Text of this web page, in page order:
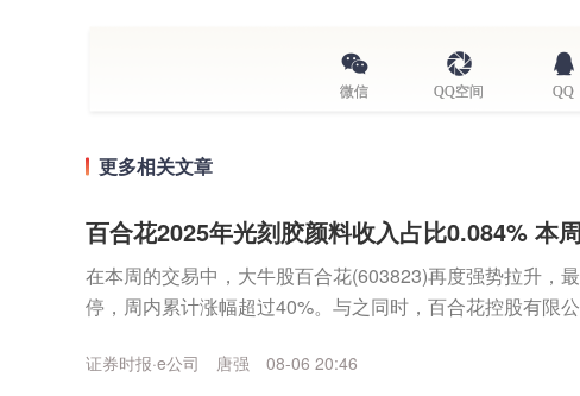
微信 QQ空间 QQ
更多相关文章
百合花2025年光刻胶颜料收入占比0.084% 本
在本周的交易中，大牛股百合花(603823)再度强势拉升，
停，周内累计涨幅超过40%。与之同时，百合花控股有限
证券时报·e公司 唐强 08-06 20:46